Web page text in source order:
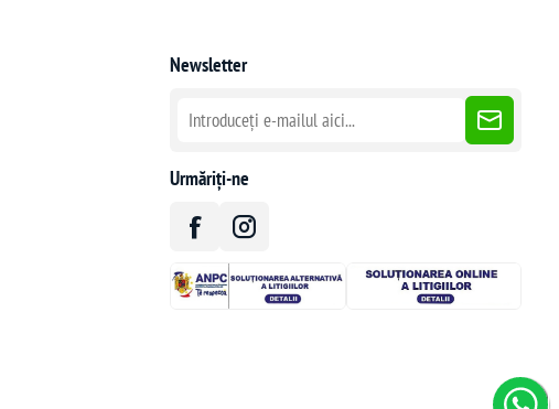
Newsletter
Urmăriți-ne